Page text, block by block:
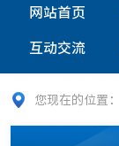
网站首页
互动交流
您现在的位置：